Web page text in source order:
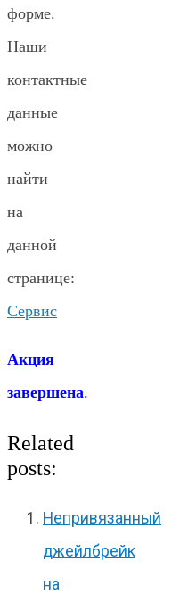
форме.
Наши
контактные
данные
можно
найти
на
данной
странице:
Сервис
Акция
завершена.
Related
posts:
Непривязанный
джейлбрейк
на